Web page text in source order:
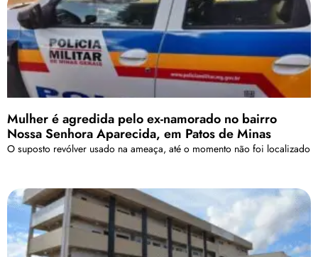
Mulher é agredida pelo ex-namorado no bairro
Nossa Senhora Aparecida, em Patos de Minas
O suposto revólver usado na ameaça, até o momento não foi localizado